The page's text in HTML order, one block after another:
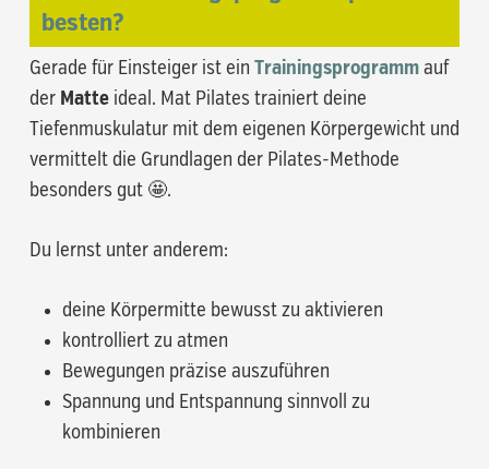
besten?
Gerade für Einsteiger ist ein Trainingsprogramm auf
der Matteideal. Mat Pilates trainiert deine
Tiefenmuskulatur mit dem eigenen Körpergewicht und
vermittelt die Grundlagen der Pilates-Methode
besonders gut 🤩.
Du lernst unter anderem:
deine Körpermitte bewusst zu aktivieren
kontrolliert zu atmen
Bewegungen präzise auszuführen
Spannung und Entspannung sinnvoll zu
kombinieren